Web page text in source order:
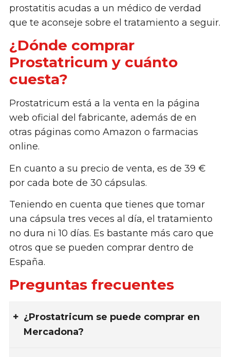
prostatitis acudas a un médico de verdad
que te aconseje sobre el tratamiento a seguir.
¿Dónde comprar
Prostatricum y cuánto
cuesta?
Prostatricum está a la venta en la página
web oficial del fabricante, además de en
otras páginas como Amazon o farmacias
online.
En cuanto a su precio de venta, es de 39 €
por cada bote de 30 cápsulas.
Teniendo en cuenta que tienes que tomar
una cápsula tres veces al día, el tratamiento
no dura ni 10 días. Es bastante más caro que
otros que se pueden comprar dentro de
España.
Preguntas frecuentes
¿Prostatricum se puede comprar en
Mercadona?